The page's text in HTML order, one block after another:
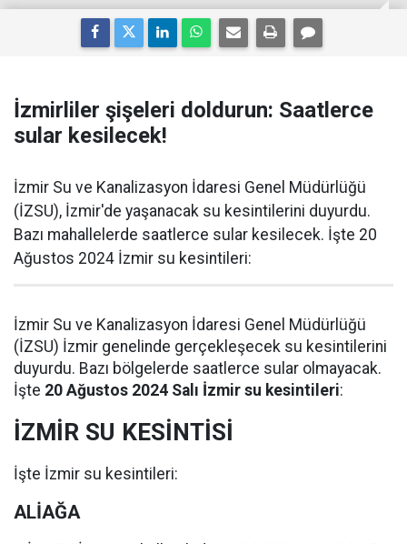
İzmirliler şişeleri doldurun: Saatlerce
sular kesilecek!
İzmir Su ve Kanalizasyon İdaresi Genel Müdürlüğü
(İZSU), İzmir'de yaşanacak su kesintilerini duyurdu.
Bazı mahallelerde saatlerce sular kesilecek. İşte 20
Ağustos 2024 İzmir su kesintileri:
İzmir Su ve Kanalizasyon İdaresi Genel Müdürlüğü
(İZSU) İzmir genelinde gerçekleşecek su kesintilerini
duyurdu. Bazı bölgelerde saatlerce sular olmayacak.
İşte 20 Ağustos 2024 Salı İzmir su kesintileri:
İZMİR SU KESİNTİSİ
İşte İzmir su kesintileri:
ALİAĞA